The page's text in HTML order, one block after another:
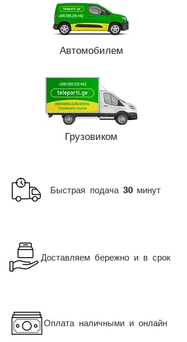
Автомобилем
Грузовиком
Быстрая подача 30 минут
Доставляем бережно и в срок
Оплата наличными и онлайн